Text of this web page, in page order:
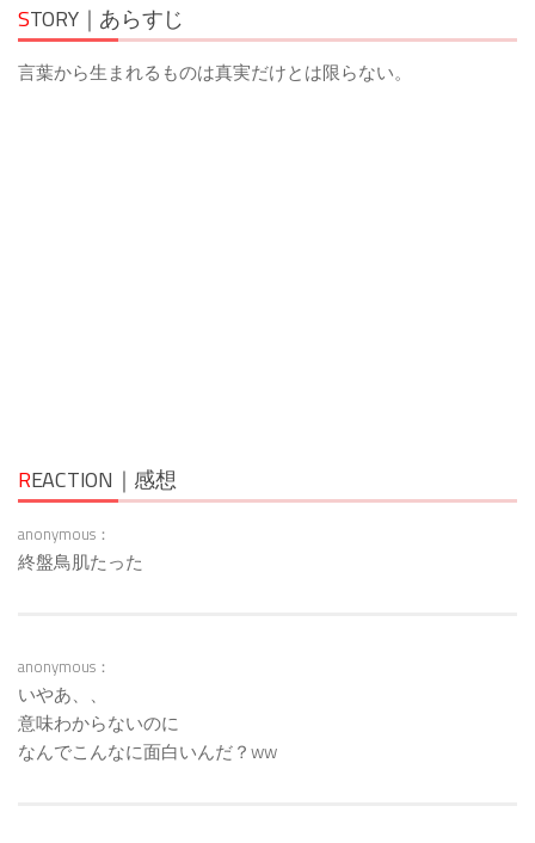
STORY｜あらすじ
言葉から生まれるものは真実だけとは限らない。
REACTION｜感想
anonymous：
終盤鳥肌たった
anonymous：
いやあ、、
意味わからないのに
なんでこんなに面白いんだ？ww